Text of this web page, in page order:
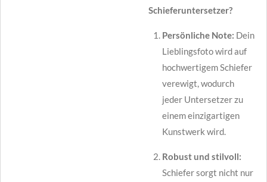
Schieferuntersetzer?
Persönliche Note: Dein
Lieblingsfoto wird auf
hochwertigem Schiefer
verewigt, wodurch
jeder Untersetzer zu
einem einzigartigen
Kunstwerk wird.
Robust und stilvoll:
Schiefer sorgt nicht nur